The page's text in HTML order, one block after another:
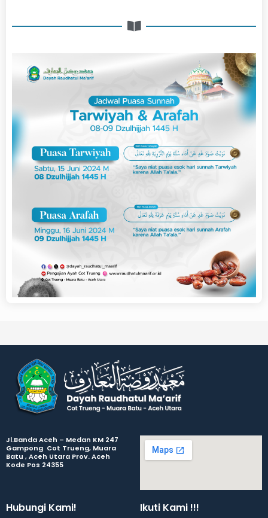
Jl.Banda Aceh – Medan KM 247
Gampong Cot Trueng, Muara
Batu , Aceh Utara Prov. Aceh
Kode Pos 24355
Hubungi Kami! Ikuti Kami !!!